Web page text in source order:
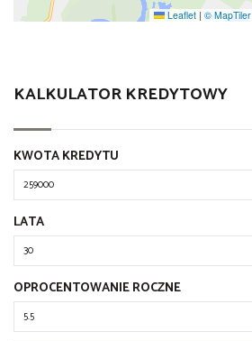
Leaflet | © MapTiler
KALKULATOR KREDYTOWY
KWOTA KREDYTU
LATA
OPROCENTOWANIE ROCZNE